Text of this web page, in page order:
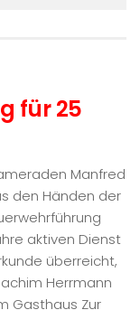
für 25
Manfred
den Händen der
aktiven Dienst
überreicht,
Herrmann
Gasthaus Zur